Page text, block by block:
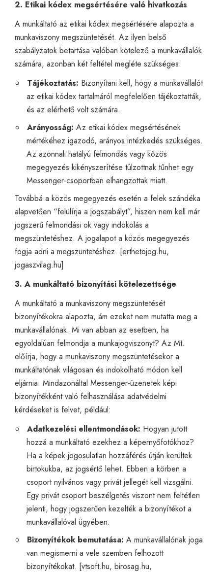
2. Etikai kódex megsértésére való hivatkozás
A munkáltató az etikai kódex megsértésére alapozta a
munkaviszony megszüntetését. Az ilyen belső
szabályzatok betartása valóban kötelező a munkavállalók
számára, azonban két feltétel megléte szükséges:
Tájékoztatás: Bizonyítani kell, hogy a munkavállalót
az etikai kódex tartalmáról megfelelően tájékoztatták,
és az elérhető volt számára.
Arányosság: Az etikai kódex megsértésének
mértékéhez igazodó, arányos intézkedés szükséges.
Az azonnali hatályú felmondás vagy közös
megegyezés kikényszerítése túlzottnak tűnhet egy
Messenger-csoportban elhangzottak miatt.
Továbbá a közös megegyezés esetén a felek szándéka
alapvetően “felülírja a jogszabályt”, hiszen nem kell már
jogszerű felmondási ok vagy indokolás a
megszüntetéshez. A jogalapot a közös megegyezés
fogja adni a megszüntetéshez. [erthetojog.hu,
jogaszvilag.hu]
3. A munkáltató bizonyítási kötelezettsége
A munkáltató a munkaviszony megszüntetését
bizonyítékokra alapozta, ám ezeket nem mutatta meg a
munkavállalónak. Mi van abban az esetben, ha
egyoldalúan felmondja a munkajogviszonyt? Az Mt.
előírja, hogy a munkaviszony megszüntetésekor a
munkáltatónak világosan és indokolható módon kell
eljárnia. Mindazonáltal Messenger-üzenetek képi
bizonyítékként való felhasználása adatvédelmi
kérdéseket is felvet, például:
Adatkezelési ellentmondások: Hogyan jutott
hozzá a munkáltató ezekhez a képernyőfotókhoz?
Ha a képek jogosulatlan hozzáférés útján kerültek
birtokukba, az jogsértő lehet. Ebben a körben a
csoport nyilvános vagy privát jellegét kell vizsgálni.
Egy privát csoport beszélgetés viszont nem feltétlen
jelenti, hogy jogszerűen kezelték a bizonyítékot a
munkavállalóval ügyében.
Bizonyítékok bemutatása: A munkavállalónak joga
van megismerni a vele szemben felhozott
bizonyítékokat. [vtsoft.hu, birosag.hu,